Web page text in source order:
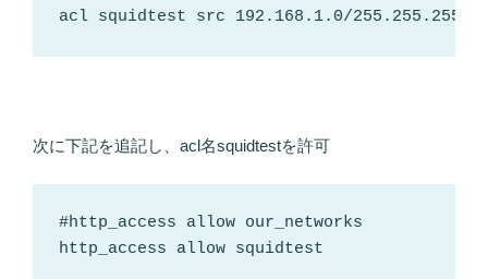
acl squidtest src 192.168.1.0/255.255.255.0
次に下記を追記し、acl名squidtestを許可
#http_access allow our_networks
http_access allow squidtest